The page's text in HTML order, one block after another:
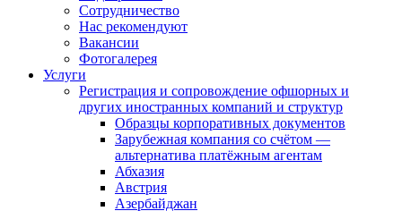
Сотрудничество
Нас рекомендуют
Вакансии
Фотогалерея
Услуги
Регистрация и сопровождение офшорных и
других иностранных компаний и структур
Образцы корпоративных документов
Зарубежная компания со счётом —
альтернатива платёжным агентам
Абхазия
Австрия
Азербайджан